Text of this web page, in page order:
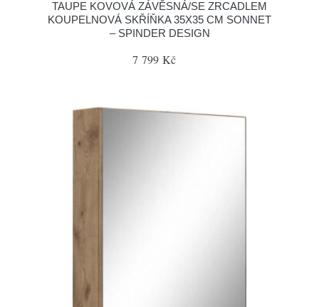
TAUPE KOVOVÁ ZÁVĚSNÁ/SE ZRCADLEM
KOUPELNOVÁ SKŘÍŇKA 35X35 CM SONNET
– SPINDER DESIGN
7 799 Kč